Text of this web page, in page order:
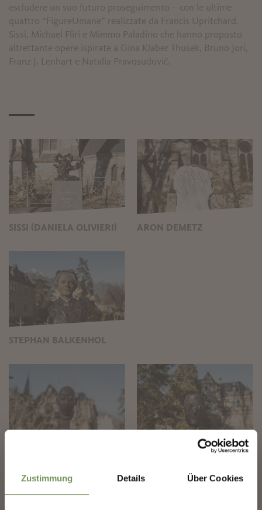
Zustimmung Details Über Cookies
escludere un suo futuro proseguimento – con le ultime
quattro “FigureUmane” realizzate da Francis Upritchard,
Sissi, Michael Fliri e Mimmo Paladino che hanno proposto
altrettante opere ispirate a Gina Klaber Thusek, Bruno Jori,
Franz J. Lenhart e Natalia Pravosudovič.
SISSI (DANIELA OLIVIERI) ARON DEMETZ
STEPHAN BALKENHOL
MICHAEL FLIRI
✖